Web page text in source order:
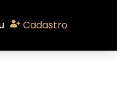
Cadastro